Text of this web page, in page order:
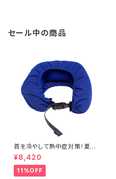
セール中の商品
首を冷やして熱中症対策！夏の
必需品「DANSHUT COOL」
（ダンシャット クール）
¥8,420
11%OFF